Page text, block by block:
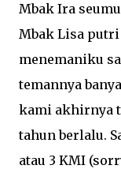
Mbak Ira
Mbak Lisa
menemaniku
temannya
kami akhirnya
tahun berlalu.
atau 3 KMI